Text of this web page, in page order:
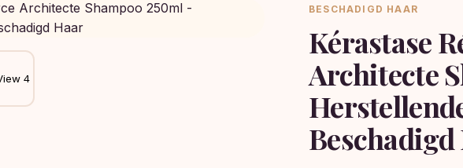
BESCHADIGD HAAR
Kérastase
Architecte